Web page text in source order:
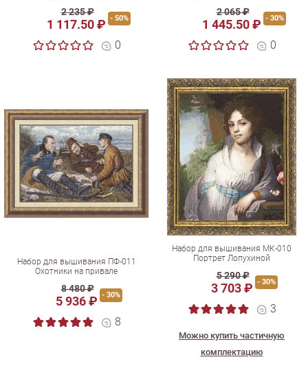
2 235 ₽
1 117.50 ₽ - 50%
0
2 065 ₽
1 445.50 ₽ - 30%
0
Набор для вышивания ПФ-011
Охотники на привале
8 480 ₽
5 936 ₽ - 30%
8
Набор для вышивания МК-010
Портрет Лопухиной
5 290 ₽
3 703 ₽ - 30%
3
Можно купить частичную
комплектацию